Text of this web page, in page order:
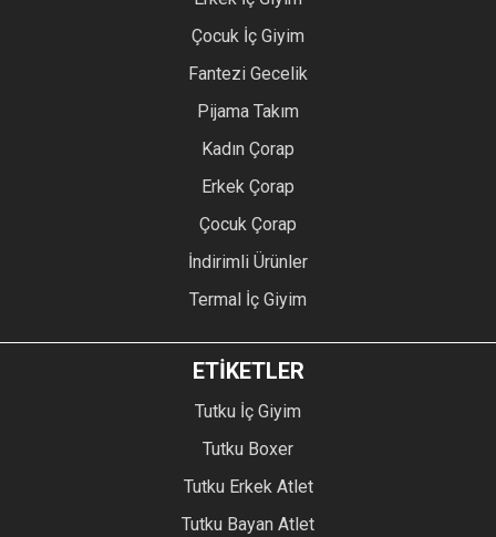
Çocuk İç Giyim
Fantezi Gecelik
Pijama Takım
Kadın Çorap
Erkek Çorap
Çocuk Çorap
İndirimli Ürünler
Termal İç Giyim
ETİKETLER
Tutku İç Giyim
Tutku Boxer
Tutku Erkek Atlet
Tutku Bayan Atlet